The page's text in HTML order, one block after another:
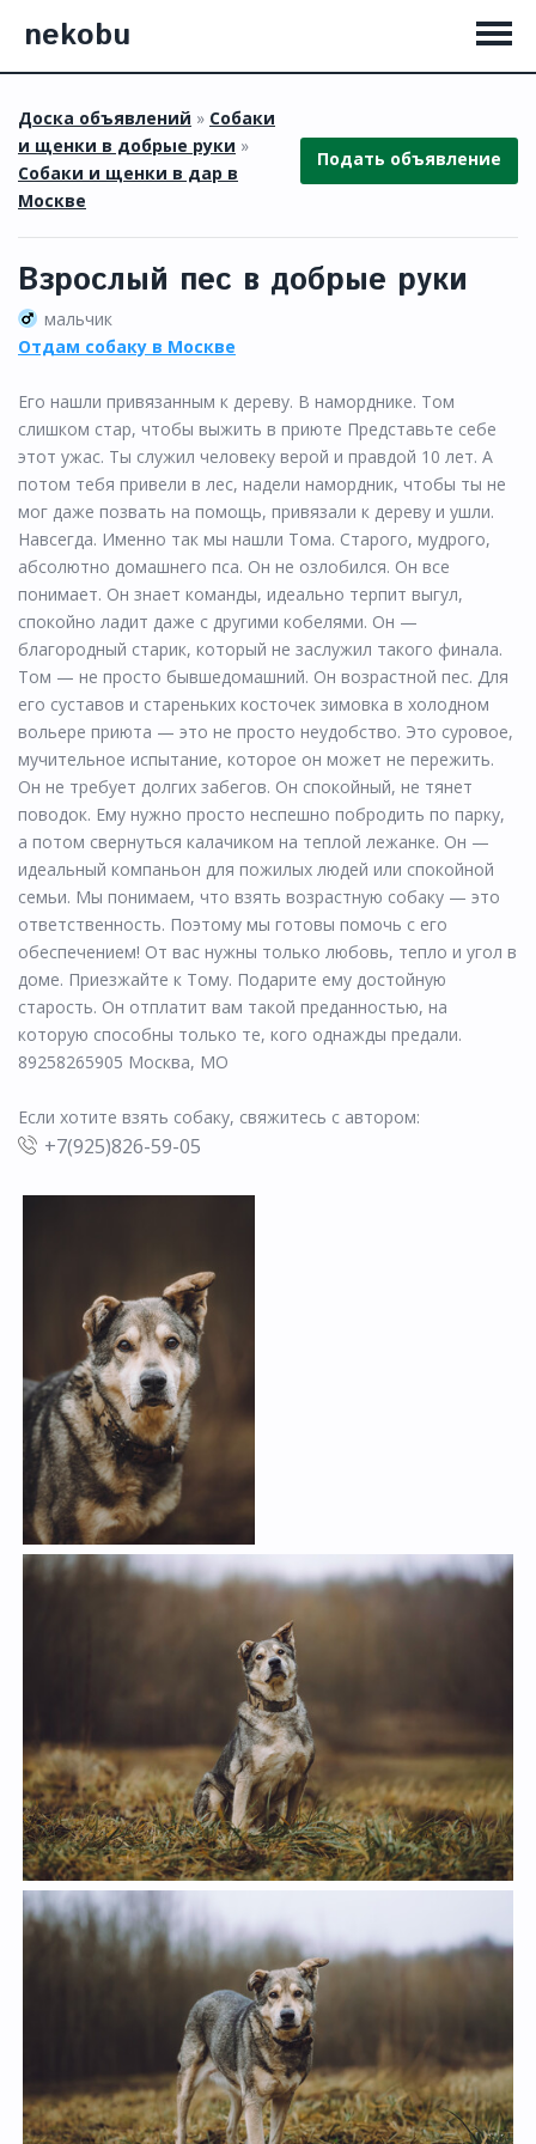
nekobu
Доска объявлений » Собаки
и щенки в добрые руки »
Собаки и щенки в дар в
Москве
Подать объявление
Взрослый пес в добрые руки
мальчик
Отдам собаку в Москве
Его нашли привязанным к дереву. В наморднике. Том
слишком стар, чтобы выжить в приюте Представьте себе
этот ужас. Ты служил человеку верой и правдой 10 лет. А
потом тебя привели в лес, надели намордник, чтобы ты не
мог даже позвать на помощь, привязали к дереву и ушли.
Навсегда. Именно так мы нашли Тома. Старого, мудрого,
абсолютно домашнего пса. Он не озлобился. Он все
понимает. Он знает команды, идеально терпит выгул,
спокойно ладит даже с другими кобелями. Он —
благородный старик, который не заслужил такого финала.
Том — не просто бывшедомашний. Он возрастной пес. Для
его суставов и стареньких косточек зимовка в холодном
вольере приюта — это не просто неудобство. Это суровое,
мучительное испытание, которое он может не пережить.
Он не требует долгих забегов. Он спокойный, не тянет
поводок. Ему нужно просто неспешно побродить по парку,
а потом свернуться калачиком на теплой лежанке. Он —
идеальный компаньон для пожилых людей или спокойной
семьи. Мы понимаем, что взять возрастную собаку — это
ответственность. Поэтому мы готовы помочь с его
обеспечением! От вас нужны только любовь, тепло и угол в
доме. Приезжайте к Тому. Подарите ему достойную
старость. Он отплатит вам такой преданностью, на
которую способны только те, кого однажды предали.
89258265905 Москва, МО
Если хотите взять собаку, свяжитесь с автором:
+7(925)826-59-05